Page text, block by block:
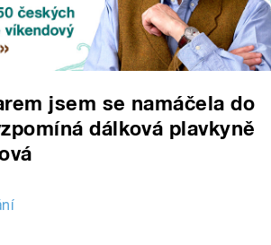
jsem se namáčela do
dálková plavkyně